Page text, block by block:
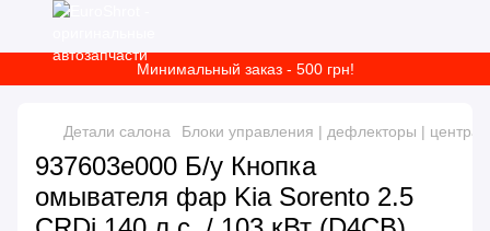
Минимальный заказ - 500 грн!
Детали салона Блоки управления | дефлекторы |
937603e000 Б/у Кнопка
омывателя фар Kia Sorento 2.5